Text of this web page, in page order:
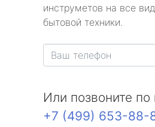
инструметов на все
бытовой техники.
Или позвоните
+7 (499) 653-88-